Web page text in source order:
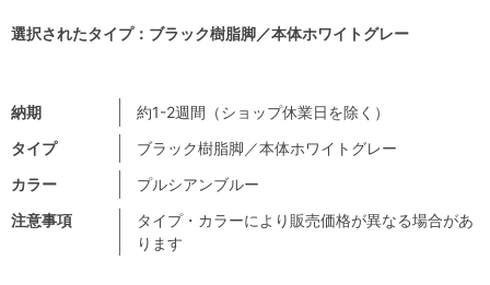
注意事項
タイプ・カラーにより販売価格が異なる場合があ
ります
納期
約1-2週間（ショップ休業日を除く）
タイプ
ブラック樹脂脚／本体ホワイトグレー
カラー
プルシアンブルー
選択されたタイプ：ブラック樹脂脚／本体ホワイトグレー